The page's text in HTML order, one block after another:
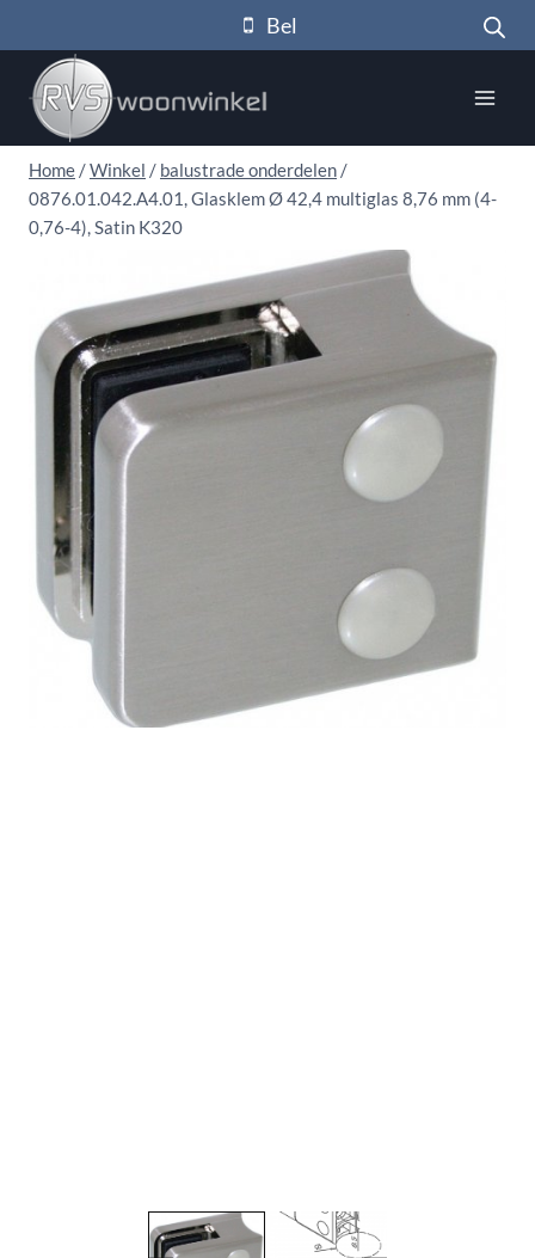
naar
inhoud
Bel
Home /Winkel / balustrade onderdelen /
0876.01.042.A4.01, Glasklem Ø 42,4 multiglas 8,76 mm (4-
0,76-4), Satin K320